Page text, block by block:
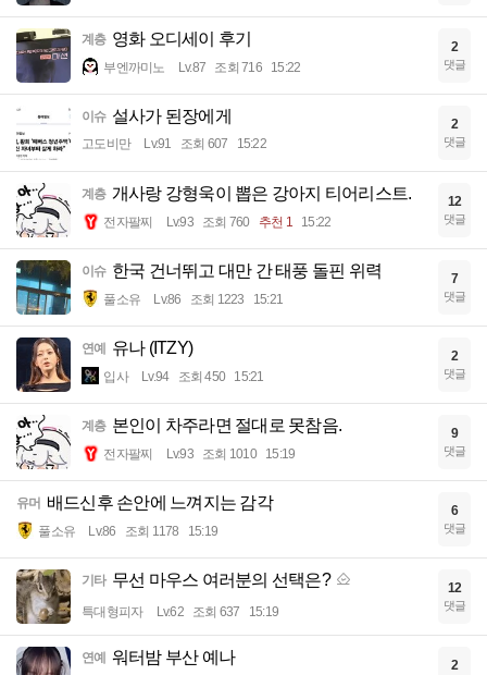
계층 영화 오디세이 후기
부엔까미노 Lv.87 조회 716 15:22
2
댓글
이슈 설사가 된장에게
고도비만 Lv.91 조회 607 15:22
2
댓글
계층 개사랑 강형욱이 뽑은 강아지 티어리스트.
전자팔찌 Lv.93 조회 760 추천 1 15:22
12
댓글
이슈 한국 건너뛰고 대만 간 태풍 돌핀 위력
풀소유 Lv.86 조회 1223 15:21
7
댓글
연예 유나 (ITZY)
입사 Lv.94 조회 450 15:21
2
댓글
계층 본인이 차주라면 절대로 못참음.
전자팔찌 Lv.93 조회 1010 15:19
9
댓글
유머 배드신후 손안에 느껴지는 감각
풀소유 Lv.86 조회 1178 15:19
6
댓글
기타 무선 마우스 여러분의 선택은?
특대형피자 Lv.62 조회 637 15:19
12
댓글
연예 워터밤 부산 예나 2